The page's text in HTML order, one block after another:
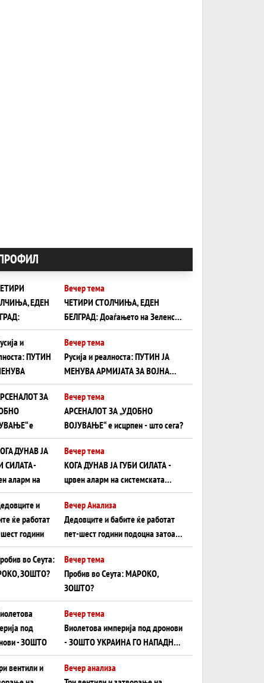
Вечер тема
ЧЕТИРИ СТОЛЧИЊА, ЕДЕН
БЕЛГРАД: Доаѓањето на Зеленски
ги открива тајните на политиката
на балансирање на Вучиќ
Вечер тема
Русија и реалноста: ПУТИН ЈА
МЕНУВА АРМИЈАТА ЗА ВОЈНА
ШТО ОСТАНУВА БЕЗ ФРОНТ
Вечер тема
АРСЕНАЛОТ ЗА „УДОБНО
ВОЈУВАЊЕ“ е исцрпен - што сега?
Вечер тема
КОГА ДУНАВ ЈА ГУБИ СИЛАТА -
црвен аларм на системската
плоча од јужна Германија до
Црното Море...
Вечер Анализа
Дедовците и бабите ќе работат
пет-шест години подоцна затоа
што НЕМААТ ВНУЦИ ДА ГИ
ЗАМЕНАТ
Вечер тема
Пробив во Сеута: МАРОКО,
ЗОШТО?
Вечер тема
Виолетова империја под дронови
- ЗОШТО УКРАИНА ГО НАПАДНА
РУСКИОТ WILDBERRIES
Вечер анализа